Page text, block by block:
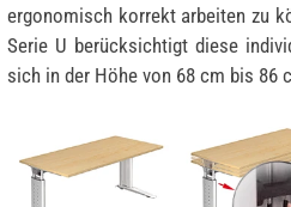
ergonomisch korrekt arbeiten zu
Serie U berücksichtigt diese
sich in der Höhe von 68 cm bis 86